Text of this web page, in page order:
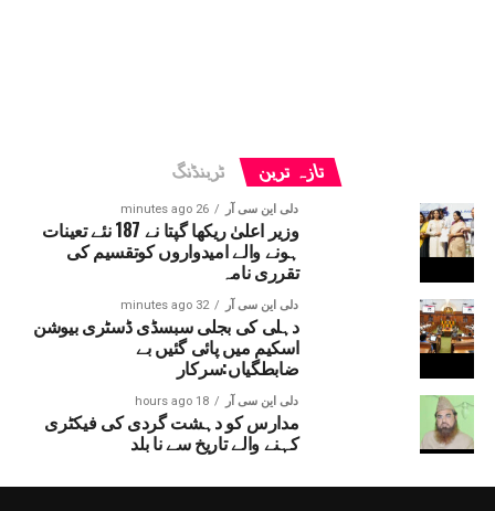
تازہ ترین ٹرینڈنگ
دلی این سی آر 26 minutes ago
وزیر اعلیٰ ریکھا گپتا نے 187 نئے تعینات
ہونے والے امیدواروں کوتقسیم کی
تقرری نامہ
دلی این سی آر 32 minutes ago
دہلی کی بجلی سبسڈی ڈسٹری بیوشن
اسکیم میں پائی گئیں بے
ضابطگیاں:سرکار
دلی این سی آر 18 hours ago
مدارس کو دہشت گردی کی فیکٹری
کہنے والے تاریخ سے نا بلد